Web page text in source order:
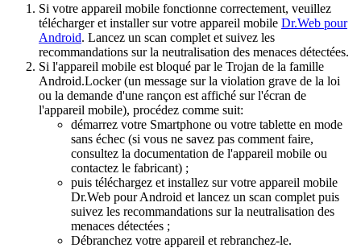
Si votre appareil mobile fonctionne correctement, veuillez
télécharger et installer sur votre appareil mobile Dr.Web pour
Android. Lancez un scan complet et suivez les
recommandations sur la neutralisation des menaces détectées.
Si l'appareil mobile est bloqué par le Trojan de la famille
Android.Locker (un message sur la violation grave de la loi
ou la demande d'une rançon est affiché sur l'écran de
l'appareil mobile), procédez comme suit:
démarrez votre Smartphone ou votre tablette en mode
sans échec (si vous ne savez pas comment faire,
consultez la documentation de l'appareil mobile ou
contactez le fabricant) ;
puis téléchargez et installez sur votre appareil mobile
Dr.Web pour Android et lancez un scan complet puis
suivez les recommandations sur la neutralisation des
menaces détectées ;
Débranchez votre appareil et rebranchez-le.